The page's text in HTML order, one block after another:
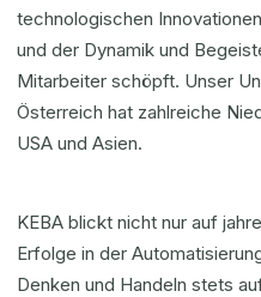
technologischen
und der Dynamik und
Mitarbeiter schöpft. Unser
Österreich hat zahlreiche
USA und Asien.
KEBA blickt nicht nur auf
Erfolge in der
Denken und Handeln stets